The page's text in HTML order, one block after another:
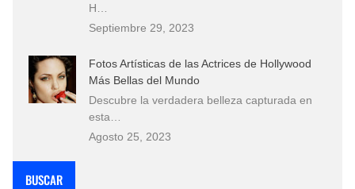
H…
Septiembre 29, 2023
Fotos Artísticas de las Actrices de Hollywood
Más Bellas del Mundo
Descubre la verdadera belleza capturada en
esta…
Agosto 25, 2023
BUSCAR